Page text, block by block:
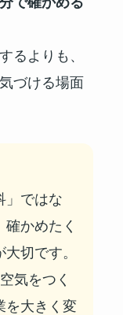
るよりも、
づける場面
」ではな
かめたく
切です。
気をつく
を大きく変